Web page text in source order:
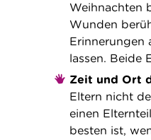
Weihnachten
Wunden
Erinnerungen
lassen. Beide
Zeit und Ort
Eltern nicht
einen
besten ist,